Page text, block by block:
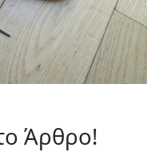
Άρθρο!